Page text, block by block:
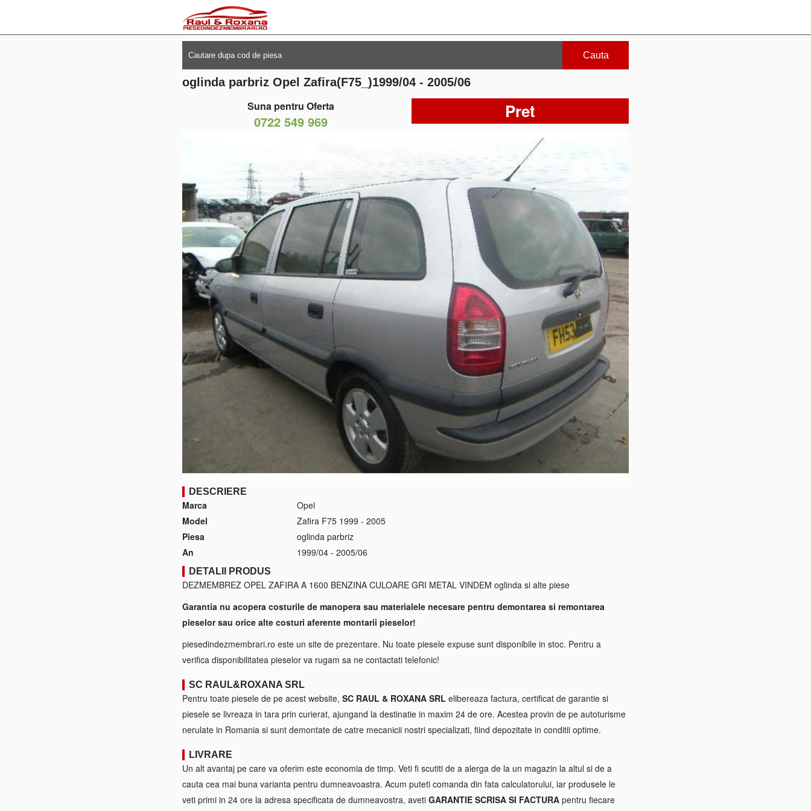
Cauta
oglinda parbriz Opel Zafira(F75_)1999/04 - 2005/06
Suna pentru Oferta
0722 549 969 Pret
DESCRIERE
Marca
Opel
Model
Zafira F75 1999 - 2005
Piesa
oglinda parbriz
An
1999/04 - 2005/06
DETALII PRODUS
DEZMEMBREZ OPEL ZAFIRA A 1600 BENZINA CULOARE GRI METAL VINDEM oglinda si alte piese
Garantia nu acopera costurile de manopera sau materialele necesare pentru demontarea si remontarea
pieselor sau orice alte costuri aferente montarii pieselor!
piesedindezmembrari.ro este un site de prezentare. Nu toate piesele expuse sunt disponibile in stoc. Pentru a
verifica disponibilitatea pieselor va rugam sa ne contactati telefonic!
SC RAUL&ROXANA SRL
Pentru toate piesele de pe acest website, SC RAUL & ROXANA SRL elibereaza factura, certificat de garantie si
piesele se livreaza in tara prin curierat, ajungand la destinatie in maxim 24 de ore. Acestea provin de pe autoturisme
nerulate in Romania si sunt demontate de catre mecanicii nostri specializati, fiind depozitate in conditii optime.
LIVRARE
Un alt avantaj pe care va oferim este economia de timp. Veti fi scutiti de a alerga de la un magazin la altul si de a
cauta cea mai buna varianta pentru dumneavoastra. Acum puteti comanda din fata calculatorului, iar produsele le
veti primi in 24 ore la adresa specificata de dumneavostra, aveti GARANTIE SCRISA SI FACTURA pentru fiecare